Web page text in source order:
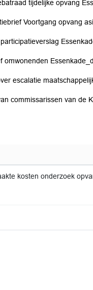
tijdelijke opvang
Voortgang opvang
omwonenden
escalatie
commissarissen van de
kosten onderzoek